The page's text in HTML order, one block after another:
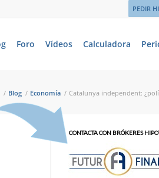
PEDIR
Foro Vídeos Calculadora
/ Blog / Economía / Catalunya independent: